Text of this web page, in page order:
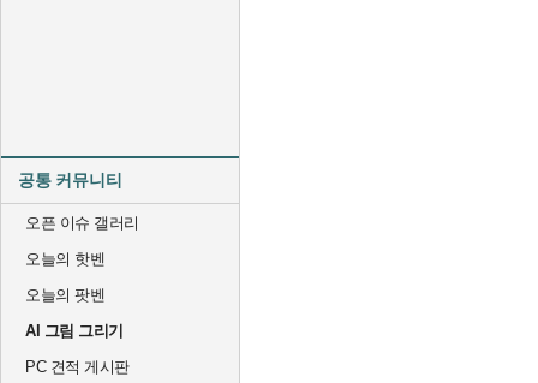
공통 커뮤니티
오픈 이슈 갤러리
오늘의 핫벤
오늘의 팟벤
AI 그림 그리기
PC 견적 게시판